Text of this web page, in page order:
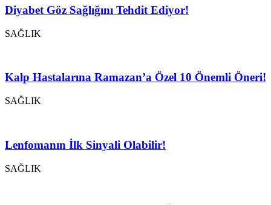
Diyabet Göz Sağlığını Tehdit Ediyor!
SAĞLIK
Kalp Hastalarına Ramazan’a Özel 10 Önemli Öneri!
SAĞLIK
Lenfomanın İlk Sinyali Olabilir!
SAĞLIK